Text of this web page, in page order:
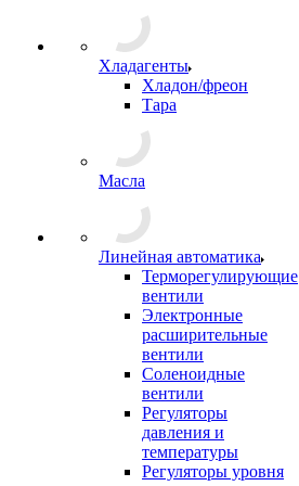
Хладагенты
Хладон/фреон
Тара
Масла
Линейная автоматика
Терморегулирующие
вентили
Электронные
расширительные
вентили
Соленоидные
вентили
Регуляторы
давления и
температуры
Регуляторы уровня